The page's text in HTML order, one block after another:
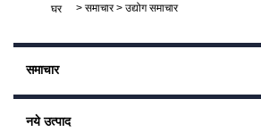
घर > समाचार > उद्योग समाचार
समाचार
नये उत्पाद